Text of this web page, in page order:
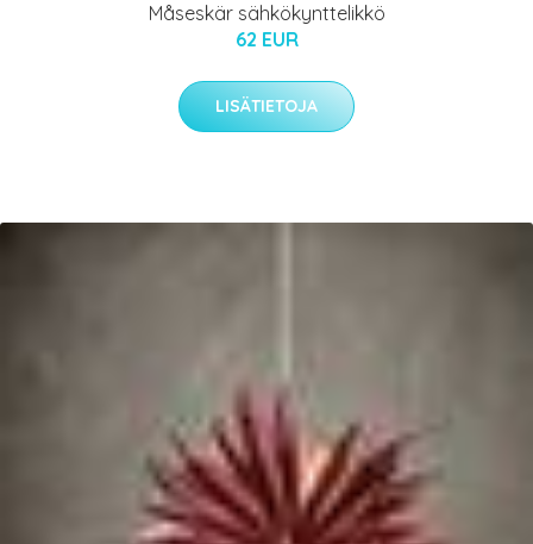
Måseskär sähkökynttelikkö
62 EUR
LISÄTIETOJA